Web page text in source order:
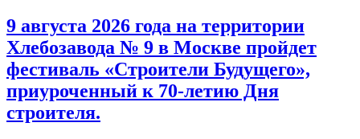
9 августа 2026 года на территории
Хлебозавода № 9 в Москве пройдет
фестиваль «Строители Будущего»,
приуроченный к 70-летию Дня
строителя.